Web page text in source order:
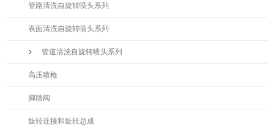
管路清洗自旋转喷头系列
表面清洗自旋转喷头系列
管道清洗自旋转喷头系列
高压喷枪
脚踏阀
旋转连接和旋转总成